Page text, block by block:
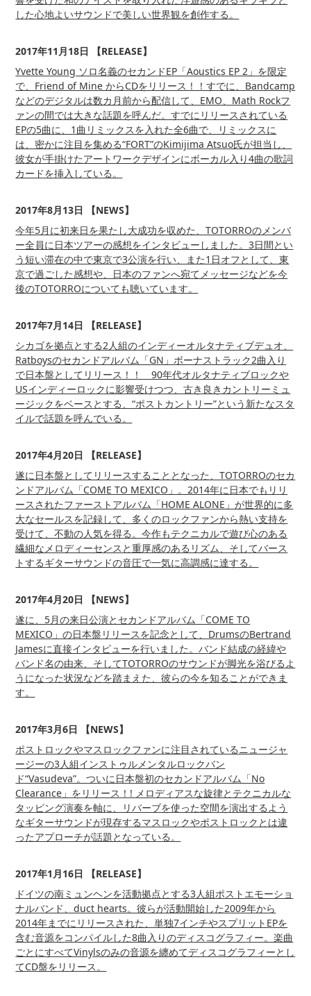
した心地よいサウンドで美しい世界観を創作する。
2017年11月18日 【RELEASE】
Yvette Young ソロ名義のセカンドEP「Aoustics EP 2」を限定
で、Friend of Mine からCDをリリース！！すでに、Bandcamp
などのデジタルは数カ月前から配信して、EMO、Math Rockフ
ァンの間では大きな話題を呼んだ。すでにリリースされている
EPの5曲に、1曲リミックスを入れた全6曲で、リミックスに
は、密かに注目を集める“FORT”のKimijima Atsuo氏が担当し、
彼女が手掛けたアートワークデザインにボーカル入り4曲の歌詞
カードを挿入している。
2017年8月13日 【NEWS】
今年5月に初来日を果たし大成功を収めた、TOTORROのメンバ
ー全員に日本ツアーの感想をインタビューしました。3日間とい
う短い滞在の中で東京で3公演を行い、また1日オフとして、東
京で過ごした感想や、日本のファンへ宛てメッセージなどを今
後のTOTORROについても聴いています。
2017年7月14日 【RELEASE】
シカゴを拠点とする2人組のインディーオルタナティブデュオ、
Ratboysのセカンドアルバム「GN」ボーナストラック2曲入り
で日本盤としてリリース！！ 90年代オルタナティブロックや
USインディーロックに影響受けつつ、古き良きカントリーミュ
ージックをベースとする、“ポストカントリー”という新たなスタ
イルで話題を呼んでいる。
2017年4月20日 【RELEASE】
遂に日本盤としてリリースすることとなった、TOTORROのセカ
ンドアルバム「COME TO MEXICO」。2014年に日本でもリリ
ースされたファーストアルバム「HOME ALONE」が世界的に多
大なセールスを記録して、多くのロックファンから熱い支持を
受けて、不動の人気を得る。今作もテクニカルで遊び心のある
繊細なメロディーセンスと重厚感のあるリズム、そしてバース
トするギターサウンドの音圧で一気に高調感に達する。
2017年4月20日 【NEWS】
遂に、5月の来日公演とセカンドアルバム「COME TO
MEXICO」の日本盤リリースを記念として、DrumsのBertrand
Jamesに直接インタビューを行いました。バンド結成の経緯や
バンド名の由来、そしてTOTORROのサウンドが脚光を浴びるよ
うになった状況などを踏まえた、彼らの今を知ることができま
す。
2017年3月6日 【NEWS】
ポストロックやマスロックファンに注目されているニュージャ
ージーの3人組インストゥルメンタルロックバン
ド“Vasudeva”。ついに日本盤初のセカンドアルバム「No
Clearance」をリリース！! メロディアスな旋律とテクニカルな
タッピング演奏を軸に、リバーブを使った空間を演出するよう
なギターサウンドが現存するマスロックやポストロックとは違
ったアプローチが話題となっている。
2017年1月16日 【RELEASE】
ドイツの南ミュンヘンを活動拠点とする3人組ポストエモーショ
ナルバンド、duct hearts。彼らが活動開始した2009年から
2014年までにリリースされた、単独7インチやスプリットEPを
含む音源をコンパイルした8曲入りのディスコグラフィー。楽曲
ごとにすべてVinylsのみの音源を纏めてディスコグラフィーとし
てCD盤をリリース。